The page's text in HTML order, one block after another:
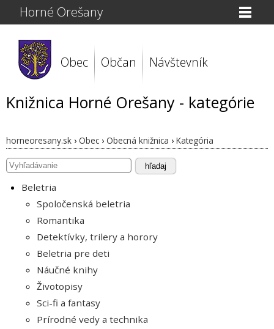
Horné Orešany
Obec Občan Návštevník
Knižnica Horné Orešany - kategórie
horneoresany.sk › Obec › Obecná knižnica › Kategória
hľadaj
Beletria
Spoločenská beletria
Romantika
Detektívky, trilery a horory
Beletria pre deti
Náučné knihy
Životopisy
Sci-fi a fantasy
Prírodné vedy a technika